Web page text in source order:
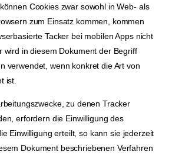
Cookies zwar sowohl in Web- als
zum Einsatz kommen, kommen
Tacker bei mobilen Apps nicht
wird in diesem Dokument der Begriff
verwendet, wenn konkret die Art von
ist.
zu denen Tracker
erfordern die Einwilligung des
Einwilligung erteilt, so kann sie jederzeit
Dokument beschriebenen Verfahren